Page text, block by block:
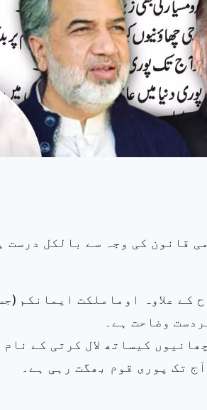
قانون کی وجہ سے بالکل
کے علاوہ اوماملکت ایمانکم
وضاحت ہے۔
کیساتھ لال کرتی کے
تک پوری قوم بھگت رہی ہے۔